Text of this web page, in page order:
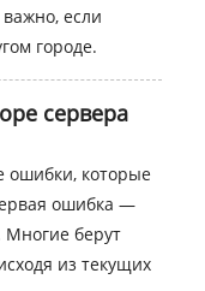
если
городе.
сервера
которые
ошибка —
берут
из текущих